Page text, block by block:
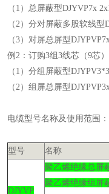
（1）总屏蔽型DJYVP7x
（2）分对屏蔽多股软线型
（3）对屏总屏型
例2：订购3组3线芯（9芯
（1）分组屏蔽型
（2）组屏总屏型
电缆型号名称及使用范围：
型号 名称
DJYVP
聚乙烯绝缘总屏
聚乙烯绝缘组屏